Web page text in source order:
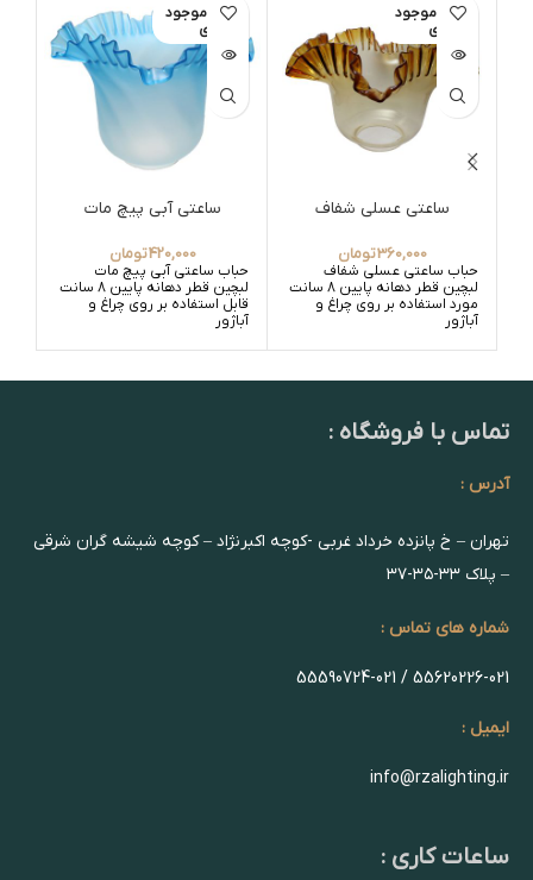
اتمام موجود
ی
ساعتی عسلی شفاف
360,000تومان
حباب ساعتی عسلی شفاف
لبچین قطر دهانه پایین 8 سانت
مورد استفاده بر روی چراغ و
آباژور
اتمام موجود
ی
ساعتی آبی پیچ مات
420,000تومان
حباب ساعتی آبی پیچ مات
لبچین قطر دهانه پایین 8 سانت
قابل استفاده بر روی چراغ و
آباژور
تماس با فروشگاه :
آدرس :
تهران – خ پانزده خرداد غربی -کوچه اکبرنژاد – کوچه شیشه گران شرقی
– پلاک ۳۳-۳۵-۳۷
شماره های تماس :
55620226-021 / 55590724-021
ایمیل :
info@rzalighting.ir
ساعات کاری :